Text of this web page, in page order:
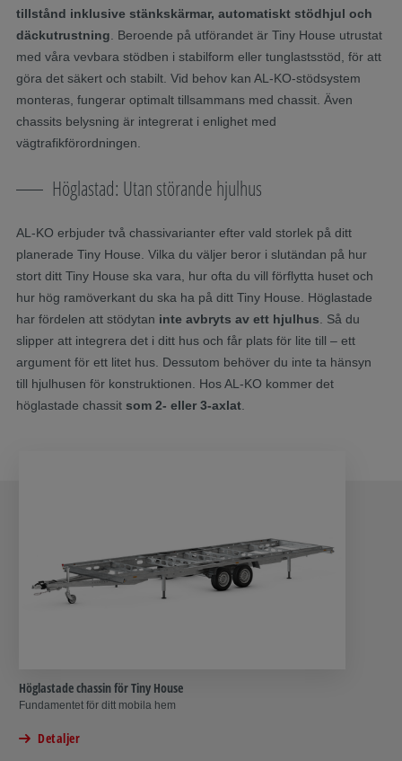
tillstånd inklusive stänkskärmar, automatiskt stödhjul och
däckutrustning . Beroende på utförandet är Tiny House utrustat
med våra vevbara stödben i stabilform eller tunglastsstöd, för att
göra det säkert och stabilt. Vid behov kan AL-KO-stödsystem
monteras, fungerar optimalt tillsammans med chassit. Även
chassits belysning är integrerat i enlighet med
vägtrafikförordningen.
Höglastad: Utan störande hjulhus
AL-KO erbjuder två chassivarianter efter vald storlek på ditt
planerade Tiny House. Vilka du väljer beror i slutändan på hur
stort ditt Tiny House ska vara, hur ofta du vill förflytta huset och
hur hög ramöverkant du ska ha på ditt Tiny House. Höglastade
har fördelen att stödytan inte avbryts av ett hjulhus . Så du
slipper att integrera det i ditt hus och får plats för lite till – ett
argument för ett litet hus. Dessutom behöver du inte ta hänsyn
till hjulhusen för konstruktionen. Hos AL-KO kommer det
höglastade chassit som 2- eller 3-axlat
Höglastade chassin för Tiny House
Fundamentet för ditt mobila hem
Detaljer